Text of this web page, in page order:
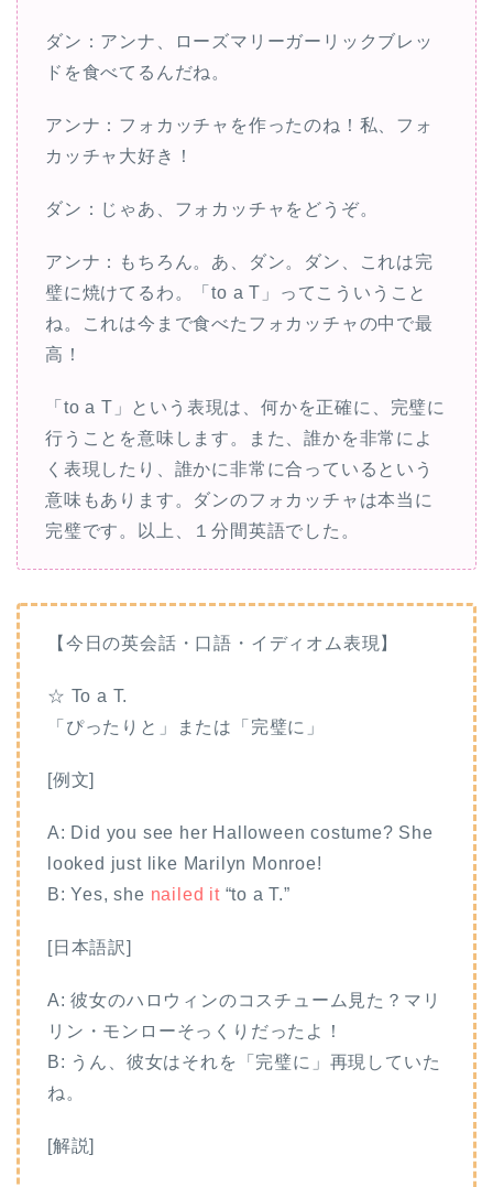
ダン：アンナ、ローズマリーガーリックブレッ
ドを食べてるんだね。
アンナ：フォカッチャを作ったのね！私、フォ
カッチャ大好き！
ダン：じゃあ、フォカッチャをどうぞ。
アンナ：もちろん。あ、ダン。ダン、これは完
璧に焼けてるわ。「to a T」ってこういうこと
ね。これは今まで食べたフォカッチャの中で最
高！
「to a T」という表現は、何かを正確に、完璧に
行うことを意味します。また、誰かを非常によ
く表現したり、誰かに非常に合っているという
意味もあります。ダンのフォカッチャは本当に
完璧です。以上、１分間英語でした。
【今日の英会話・口語・イディオム表現】
☆ To a T.
「ぴったりと」または「完璧に」
[例文]
A: Did you see her Halloween costume? She
looked just like Marilyn Monroe!
B: Yes, she nailed it“to a T.”
[日本語訳]
A: 彼女のハロウィンのコスチューム見た？マリ
リン・モンローそっくりだったよ！
B: うん、彼女はそれを「完璧に」再現していた
ね。
[解説]